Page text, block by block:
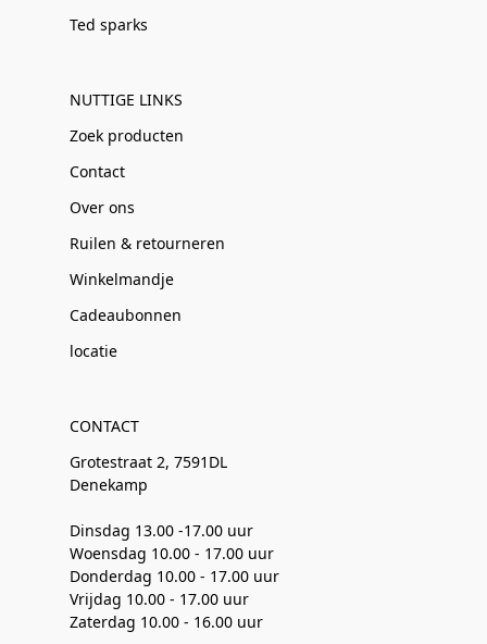
Ted sparks
NUTTIGE LINKS
Zoek producten
Contact
Over ons
Ruilen & retourneren
Winkelmandje
Cadeaubonnen
locatie
CONTACT
Grotestraat 2, 7591DL
Denekamp
Dinsdag 13.00 -17.00 uur
Woensdag 10.00 - 17.00 uur
Donderdag 10.00 - 17.00 uur
Vrijdag 10.00 - 17.00 uur
Zaterdag 10.00 - 16.00 uur